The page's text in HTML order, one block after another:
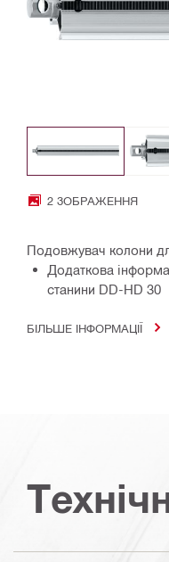
2 ЗОБРАЖЕННЯ
Подовжувач колони
Додаткова
станини DD-HD 30
БІЛЬШЕ ІНФОРМАЦІЇ